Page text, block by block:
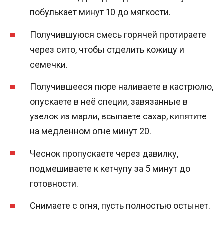
побулькает минут 10 до мягкости.
Получившуюся смесь горячей протираете
через сито, чтобы отделить кожицу и
семечки.
Получившееся пюре наливаете в кастрюлю,
опускаете в неё специи, завязанные в
узелок из марли, всыпаете сахар, кипятите
на медленном огне минут 20.
Чеснок пропускаете через давилку,
подмешиваете к кетчупу за 5 минут до
готовности.
Снимаете с огня, пусть полностью остынет.